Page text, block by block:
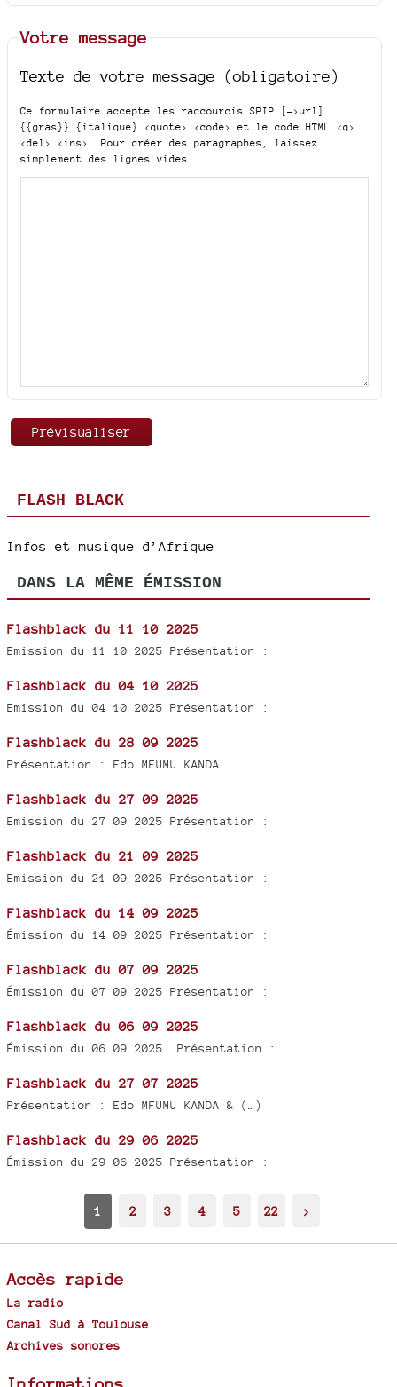
Votre message
Texte de votre message (obligatoire)
Ce formulaire accepte les raccourcis SPIP
[->url]
{{gras}} {italique} <quote> <code>
et le code HTML <q>
<del> <ins>
. Pour créer des paragraphes, laissez
simplement des lignes vides.
FLASH BLACK
Infos et musique d’Afrique
DANS LA MÊME ÉMISSION
Flashblack du 11 10 2025
Emission du 11 10 2025 Présentation :
Flashblack du 04 10 2025
Emission du 04 10 2025 Présentation :
Flashblack du 28 09 2025
Présentation : Edo MFUMU KANDA
Flashblack du 27 09 2025
Emission du 27 09 2025 Présentation :
Flashblack du 21 09 2025
Emission du 21 09 2025 Présentation :
Flashblack du 14 09 2025
Émission du 14 09 2025 Présentation :
Flashblack du 07 09 2025
Émission du 07 09 2025 Présentation :
Flashblack du 06 09 2025
Émission du 06 09 2025. Présentation :
Flashblack du 27 07 2025
Présentation : Edo MFUMU KANDA & (…)
Flashblack du 29 06 2025
Émission du 29 06 2025 Présentation :
1 2 3 4 5 22 >
Accès rapide
La radio
Canal Sud à Toulouse
Archives sonores